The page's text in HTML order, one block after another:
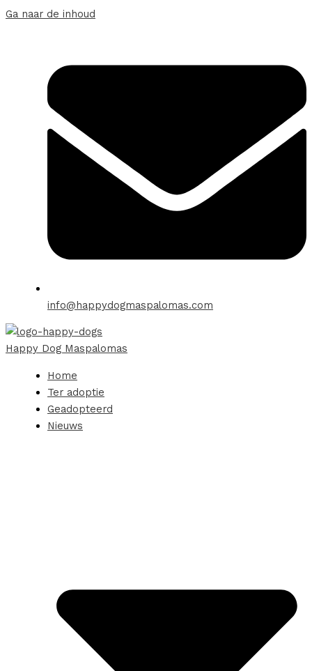
Ga naar de inhoud
info@happydogmaspalomas.com
Happy Dog Maspalomas
Home
Ter adoptie
Geadopteerd
Nieuws